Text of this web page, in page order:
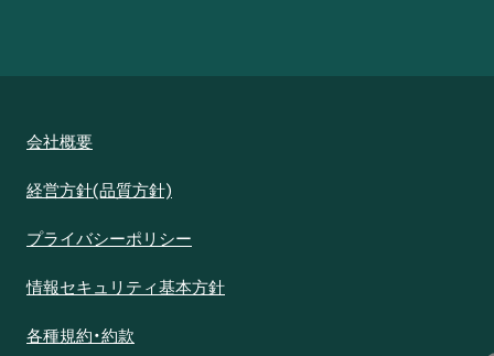
会社概要
経営方針(品質方針)
プライバシーポリシー
情報セキュリティ基本方針
各種規約・約款